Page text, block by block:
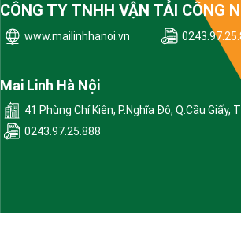
CÔNG TY TNHH VẬN TẢI CÔNG
www.mailinhhanoi.vn
Mai Linh Hà Nội
41 Phùng Chí Kiên, P.Nghĩa Đô, Q.Cầu Giấy,
0243.97.25.888